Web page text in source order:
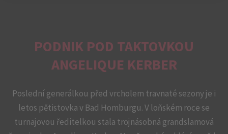
PODNIK POD TAKTOVKOU
ANGELIQUE KERBER
Poslední generálkou před vrcholem travnaté sezony je i
letos pětistovka v Bad Homburgu. V loňském roce se
turnajovou ředitelkou stala trojnásobná grandslamová